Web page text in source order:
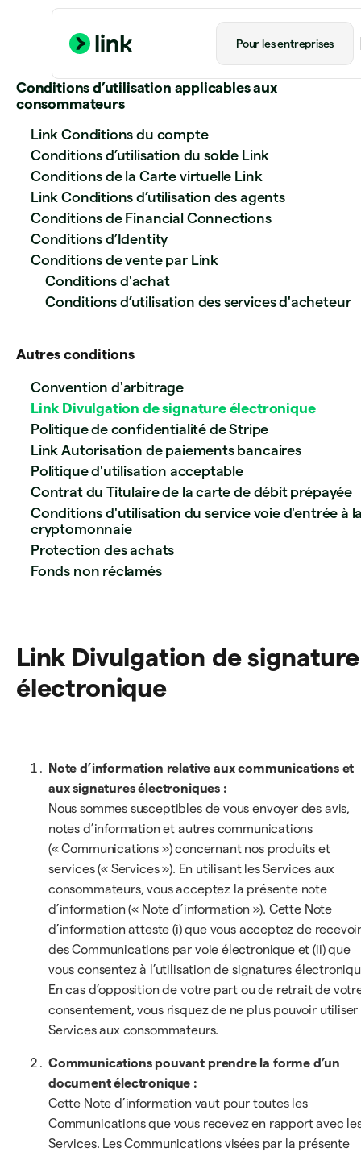
Pour les entreprises
Conditions d’utilisation applicables aux
consommateurs
Link Conditions du compte
Conditions d’utilisation du solde Link
Conditions de la Carte virtuelle Link
Link Conditions d’utilisation des agents
Conditions de Financial Connections
Conditions d’Identity
Conditions de vente par Link
Conditions d'achat
Conditions d’utilisation des services d'acheteur
Autres conditions
Convention d'arbitrage
Link Divulgation de signature électronique
Politique de confidentialité de Stripe
Link Autorisation de paiements bancaires
Politique d'utilisation acceptable
Contrat du Titulaire de la carte de débit prépayée
Conditions d'utilisation du service voie d'entrée à
cryptomonnaie
Protection des achats
Fonds non réclamés
Link Divulgation de signature
électronique
Note d’information relative aux communications et
aux signatures électroniques :
Nous sommes susceptibles de vous envoyer des avis,
notes d’information et autres communications
(« Communications ») concernant nos produits et
services (« Services »). En utilisant les Services aux
consommateurs, vous acceptez la présente note
d’information (« Note d’information »). Cette Note
d’information atteste (i) que vous acceptez de
des Communications par voie électronique et (ii) que
vous consentez à l’utilisation de signatures
En cas d’opposition de votre part ou de retrait de
consentement, vous risquez de ne plus pouvoir utiliser
Services aux consommateurs.
Communications pouvant prendre la forme d’un
document électronique :
Cette Note d’information vaut pour toutes les
Communications que vous recevez en rapport avec
Services. Les Communications visées par la présente